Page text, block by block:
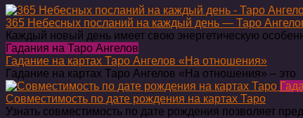
365 Небесных посланий на каждый день — Таро
Каждый новый день имеет свою энергетическую
Гадания на Таро Ангелов
Гадание на картах Таро Ангелов «На отношения»
Гадание на картах Таро Ангелов «На отношения» – это
Совместимость по дате рождения на картах Таро
Узнать совместимость по дате рождения позволяет